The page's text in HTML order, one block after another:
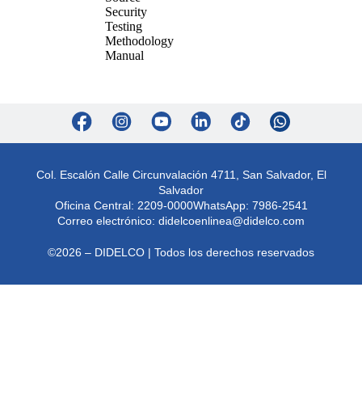
Col. Escalón Calle Circunvalación 4711, San Salvador, El
Salvador
Oficina Central: 2209-0000WhatsApp: 7986-2541
Correo electrónico: didelcoenlinea@didelco.com
©2026 – DIDELCO | Todos los derechos reservados